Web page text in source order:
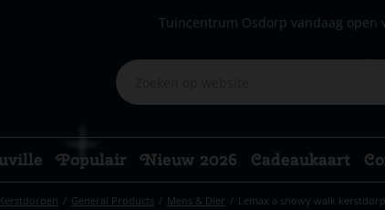
General Products Mens & Dier Lemax a snowy walk
Tuincentrum Osdorp vandaag open
Populair Nieuw 2026 Cadeaukaart